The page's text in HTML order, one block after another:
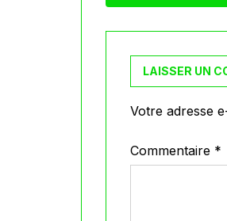
LAISSER UN
Votre adresse
Commentaire *